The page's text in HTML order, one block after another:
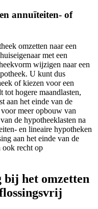
annuïteiten- of
omzetten naar een
met een
wijzigen naar een
U kunt dus
of kiezen voor een
hogere maandlasten,
aan het einde van de
meer opbouw van
de hypotheeklasten na
en lineaire hypotheken
aan het einde van de
ook recht op
bij het omzetten